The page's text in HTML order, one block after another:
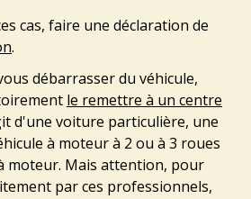
cas, faire une déclaration de
.
débarrasser du véhicule,
le remettre à un centre
d'une voiture particulière, une
à moteur à 2 ou à 3 roues
moteur. Mais attention, pour
par ces professionnels,